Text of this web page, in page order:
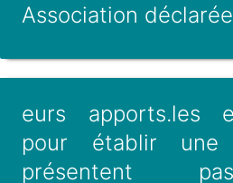
Association
eurs apports.les
pour établir
présentent